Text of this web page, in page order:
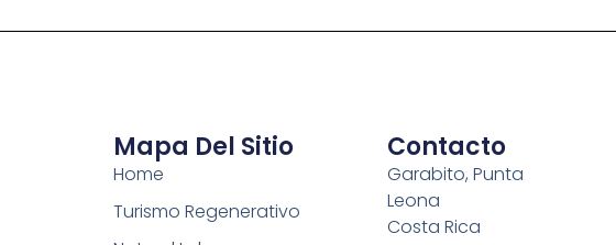
Mapa Del Sitio
Home
Turismo Regenerativo
Contacto
Garabito, Punta
Leona
Costa Rica